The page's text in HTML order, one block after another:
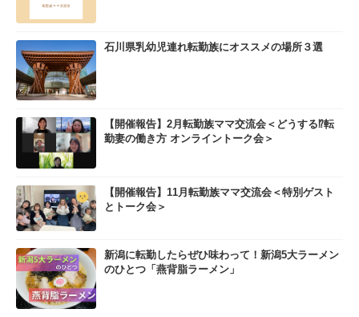
石川県乳幼児連れ転勤族にオススメの場所３選
【開催報告】2月転勤族ママ交流会＜どうする⁉転
勤妻の働き方 オンライントーク会＞
【開催報告】11月転勤族ママ交流会＜特別ゲスト
とトーク会＞
新潟に転勤したらぜひ味わって！新潟5大ラーメン
のひとつ「燕背脂ラーメン」